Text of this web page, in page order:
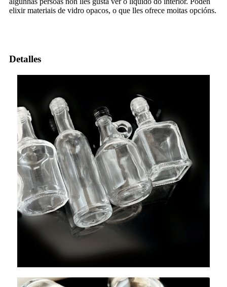
elixir materiais de vidro opacos, o que lles ofrece moitas opcións.
Detalles